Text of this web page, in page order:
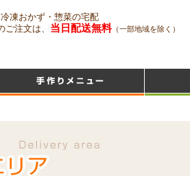
凍おかず・惣菜の宅配
ご注文は、 当日配送無料（一部地域を除く）